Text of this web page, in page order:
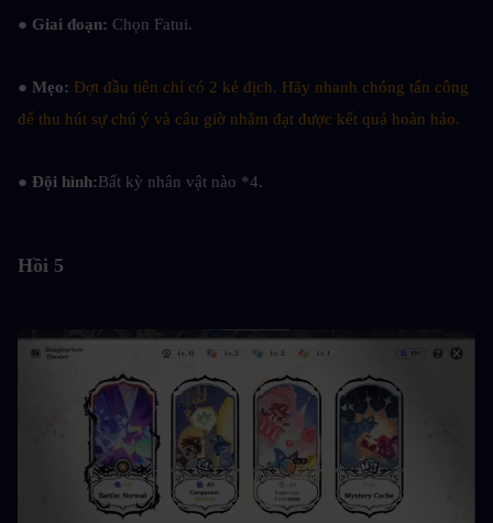
● Giai đoạn: Chọn Fatui.
● Mẹo: Đợt đầu tiên chỉ có 2 kẻ địch. Hãy nhanh chóng tấn công
để thu hút sự chú ý và câu giờ nhằm đạt được kết quả hoàn hảo.
● Đội hình:Bất kỳ nhân vật nào *4.
Hồi 5